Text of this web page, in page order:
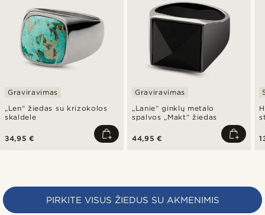
„Len“ žiedas su krizokolos
skaldele
Graviravimas
34,95 €
„Lanie“ ginklų metalo
spalvos „Makt“ žiedas
Graviravimas
44,95 €
PIRKITE VISUS ŽIEDUS SU AKMENIMIS